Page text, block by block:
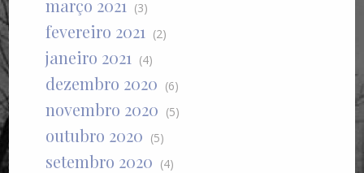
março 2021 (3)
fevereiro 2021 (2)
janeiro 2021 (4)
dezembro 2020 (6)
novembro 2020 (5)
outubro 2020 (5)
setembro 2020 (4)